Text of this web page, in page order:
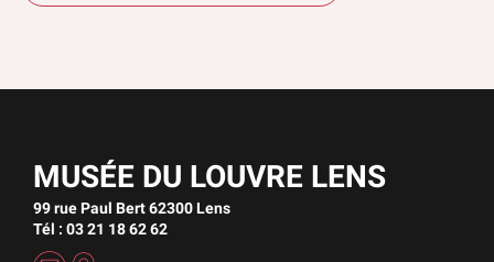
MUSÉE DU LOUVRE LENS
99 rue Paul Bert 62300 Lens
Tél : 03 21 18 62 62